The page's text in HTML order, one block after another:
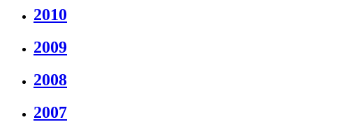
2010
2009
2008
2007